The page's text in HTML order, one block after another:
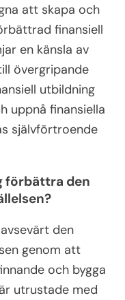
att skapa och
finansiell
en känsla av
övergripande
utbildning
uppnå finansiella
självförtroende
förbättra den
den
genom att
och bygga
utrustade med